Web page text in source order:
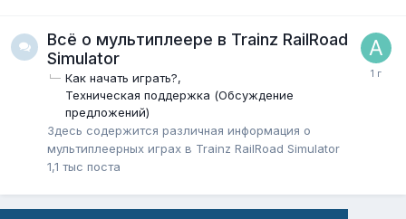
Всё о мультиплеере в Trainz RailRoad
Simulator
Как начать играть?
Техническая поддержка (Обсуждение
предложений)
Здесь содержится различная информация о
мультиплеерных играх в Trainz RailRoad Simulator
1,1 тыс поста